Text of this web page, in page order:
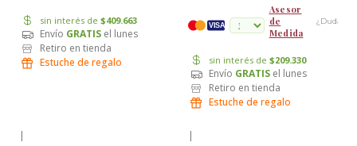
sin interés de $409.663
Envío GRATIS el lunes
Retiro en tienda
Estuche de regalo
VISA
Asesor
de
Medida
¿Dudas?
sin interés de $209.330
Envío GRATIS el lunes
Retiro en tienda
Estuche de regalo
| |